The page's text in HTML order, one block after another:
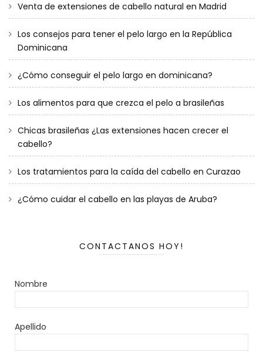
Venta de extensiones de cabello natural en Madrid
Los consejos para tener el pelo largo en la República
Dominicana
¿Cómo conseguir el pelo largo en dominicana?
Los alimentos para que crezca el pelo a brasileñas
Chicas brasileñas ¿Las extensiones hacen crecer el
cabello?
Los tratamientos para la caída del cabello en Curazao
¿Cómo cuidar el cabello en las playas de Aruba?
CONTACTANOS HOY!
Nombre
Apellido